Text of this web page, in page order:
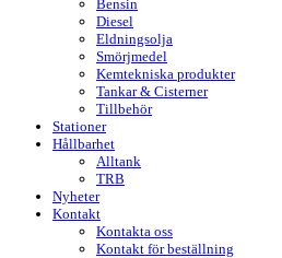
Bensin
Diesel
Eldningsolja
Smörjmedel
Kemtekniska produkter
Tankar & Cisterner
Tillbehör
Stationer
Hållbarhet
Alltank
TRB
Nyheter
Kontakt
Kontakta oss
Kontakt för beställning